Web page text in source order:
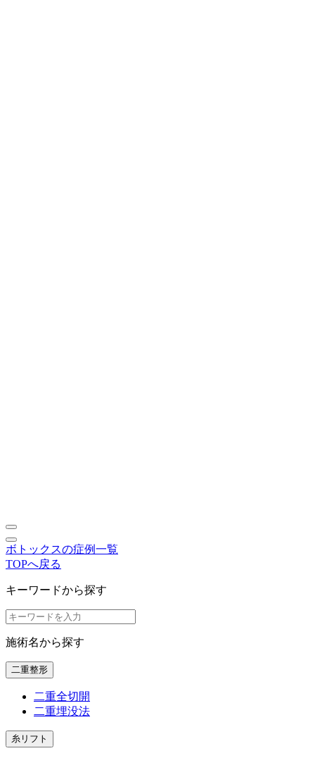
ボトックスの症例一覧
TOPへ戻る
キーワードから探す
施術名から探す
二重整形
二重全切開
二重埋没法
糸リフト